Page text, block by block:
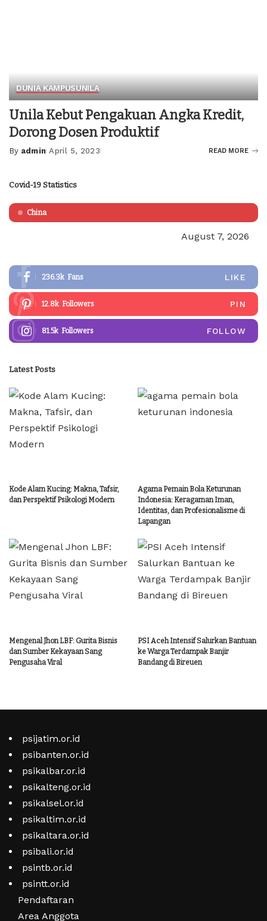
DUNIA KAMPUSUNILA
Unila Kebut Pengakuan Angka Kredit,
Dorong Dosen Produktif
Posted
By admin April 5, 2023 READ MORE
Covid-19 Statistics
China
August 7, 2026
236.3k Fans LIKE
12.8k Followers PIN
81.5k Followers FOLLOW
Latest Posts
Kode Alam Kucing: Makna, Tafsir,
dan Perspektif Psikologi Modern
Agama Pemain Bola Keturunan
Indonesia: Keragaman Iman,
Identitas, dan Profesionalisme di
Lapangan
Mengenal Jhon LBF: Gurita Bisnis
dan Sumber Kekayaan Sang
Pengusaha Viral
PSI Aceh Intensif Salurkan Bantuan
ke Warga Terdampak Banjir
Bandang di Bireuen
psijatim.or.id
psibanten.or.id
psikalbar.or.id
psikalteng.or.id
psikalsel.or.id
psikaltim.or.id
psikaltara.or.id
psibali.or.id
psintb.or.id
psintt.or.id
Pendaftaran
Area Anggota